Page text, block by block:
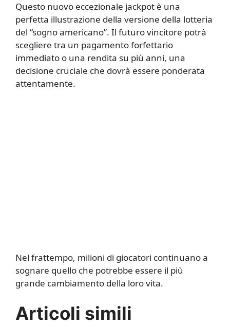
Questo nuovo eccezionale jackpot è una
perfetta illustrazione della versione della lotteria
del “sogno americano”. Il futuro vincitore potrà
scegliere tra un pagamento forfettario
immediato o una rendita su più anni, una
decisione cruciale che dovrà essere ponderata
attentamente.
Nel frattempo, milioni di giocatori continuano a
sognare quello che potrebbe essere il più
grande cambiamento della loro vita.
Articoli simili